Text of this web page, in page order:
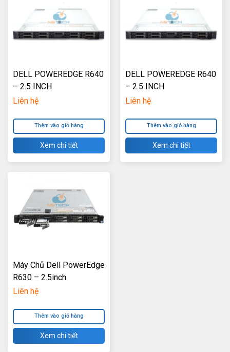
DELL POWEREDGE R640
– 2.5 INCH
Liên hệ
Thêm vào giỏ hàng
Xem chi tiết
DELL POWEREDGE R640
– 2.5 INCH
Liên hệ
Thêm vào giỏ hàng
Xem chi tiết
Máy Chủ Dell PowerEdge
R630 – 2.5inch
Liên hệ
Thêm vào giỏ hàng
Xem chi tiết